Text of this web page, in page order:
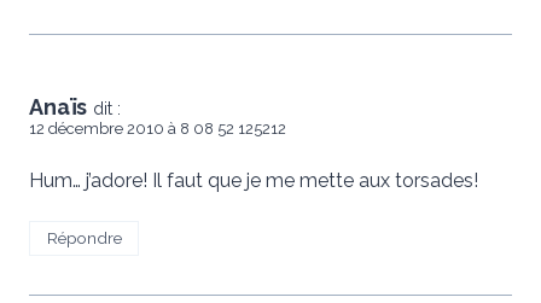
Anaïs dit :
12 décembre 2010 à 8 08 52 125212
Hum… j’adore! Il faut que je me mette aux torsades!
Répondre